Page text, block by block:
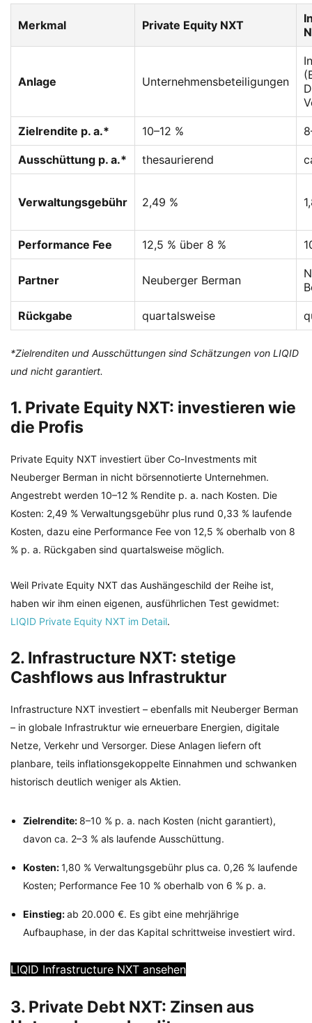
Merkmal Private Equity NXT
Anlage Unternehmensbeteiligungen
Zielrendite p. a.* 10–12 %
Ausschüttung p. a.* thesaurierend
Verwaltungsgebühr 2,49 %
Performance Fee 12,5 % über 8 %
Partner Neuberger Berman
Rückgabe quartalsweise
*Zielrenditen und Ausschüttungen sind Schätzungen von LIQID
und nicht garantiert.
1. Private Equity NXT: investieren wie
die Profis
Private Equity NXT investiert über Co-Investments mit
Neuberger Berman in nicht börsennotierte Unternehmen.
Angestrebt werden 10–12 % Rendite p. a. nach Kosten. Die
Kosten: 2,49 % Verwaltungsgebühr plus rund 0,33 % laufende
Kosten, dazu eine Performance Fee von 12,5 % oberhalb von 8
% p. a. Rückgaben sind quartalsweise möglich.
Weil Private Equity NXT das Aushängeschild der Reihe ist,
haben wir ihm einen eigenen, ausführlichen Test gewidmet:
LIQID Private Equity NXT im Detail.
2. Infrastructure NXT: stetige
Cashflows aus Infrastruktur
Infrastructure NXT investiert – ebenfalls mit Neuberger Berman
– in globale Infrastruktur wie erneuerbare Energien, digitale
Netze, Verkehr und Versorger. Diese Anlagen liefern oft
planbare, teils inflationsgekoppelte Einnahmen und schwanken
historisch deutlich weniger als Aktien.
Zielrendite: 8–10 % p. a. nach Kosten (nicht garantiert),
davon ca. 2–3 % als laufende Ausschüttung.
Kosten:1,80 % Verwaltungsgebühr plus ca. 0,26 % laufende
Kosten; Performance Fee 10 % oberhalb von 6 % p. a.
Einstieg:ab 20.000 €. Es gibt eine mehrjährige
Aufbauphase, in der das Kapital schrittweise investiert wird.
LIQID Infrastructure NXT ansehen
3. Private Debt NXT: Zinsen aus